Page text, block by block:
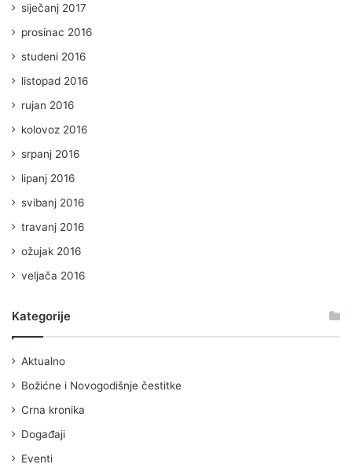
siječanj 2017
prosinac 2016
studeni 2016
listopad 2016
rujan 2016
kolovoz 2016
srpanj 2016
lipanj 2016
svibanj 2016
travanj 2016
ožujak 2016
veljača 2016
Kategorije
Aktualno
Božićne i Novogodišnje čestitke
Crna kronika
Događaji
Eventi